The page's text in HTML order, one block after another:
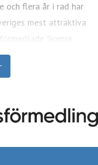
och flera år i rad har
mest attraktiva
Svensk
bostäder. I mer än 85
vilket faktiskt gör